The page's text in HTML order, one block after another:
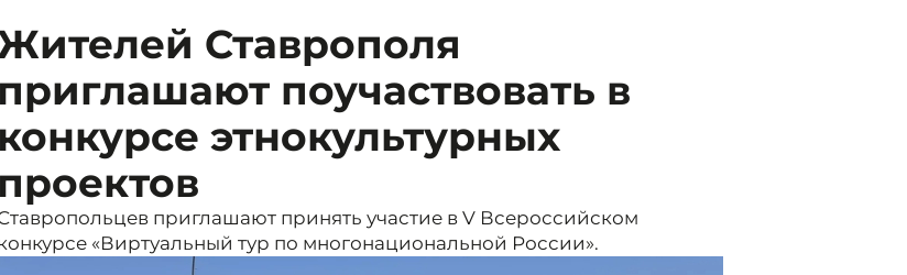
Ставрополя
приглашают поучаствовать в
конкурсе этнокультурных
проектов
приглашают принять участие в V Всероссийском
«Виртуальный тур по многонациональной России».